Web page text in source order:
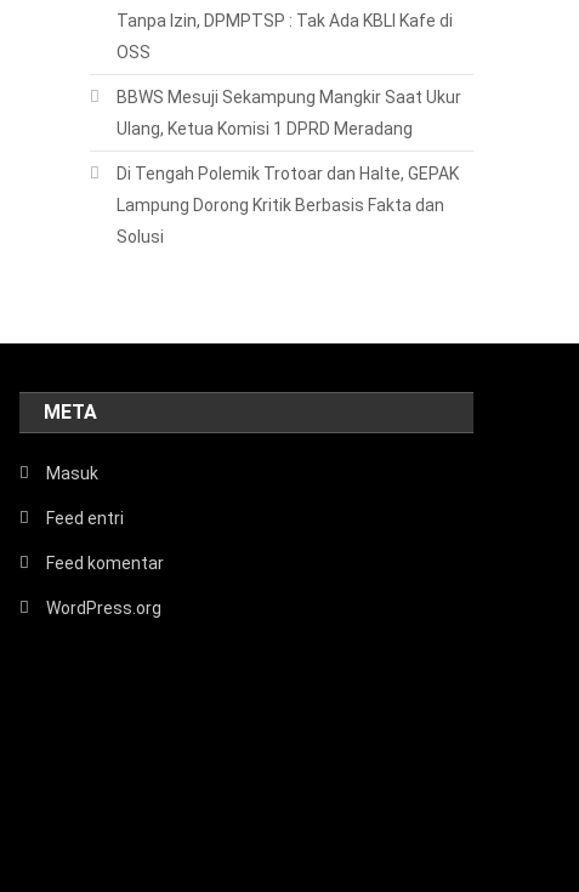
Tanpa Izin, DPMPTSP : Tak Ada KBLI Kafe di
OSS
BBWS Mesuji Sekampung Mangkir Saat Ukur
Ulang, Ketua Komisi 1 DPRD Meradang
Di Tengah Polemik Trotoar dan Halte, GEPAK
Lampung Dorong Kritik Berbasis Fakta dan
Solusi
META
Masuk
Feed entri
Feed komentar
WordPress.org